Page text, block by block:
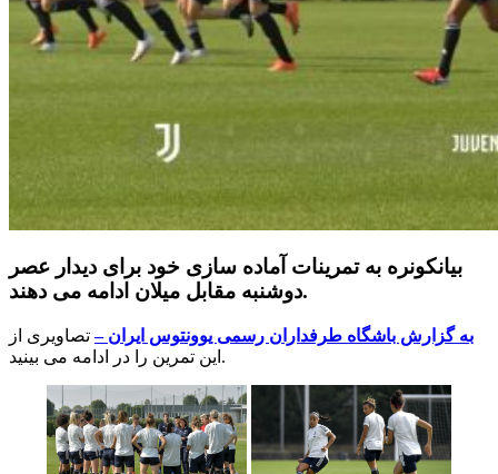
بیانکونره به تمرینات آماده سازی خود برای دیدار عصر
دوشنبه مقابل میلان ادامه می دهند.
به گزارش باشگاه طرفداران رسمی یوونتوس ایران –تصاویری از
این تمرین را در ادامه می بینید.